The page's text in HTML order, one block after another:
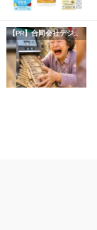
【PR】合同会社デジタルファーム